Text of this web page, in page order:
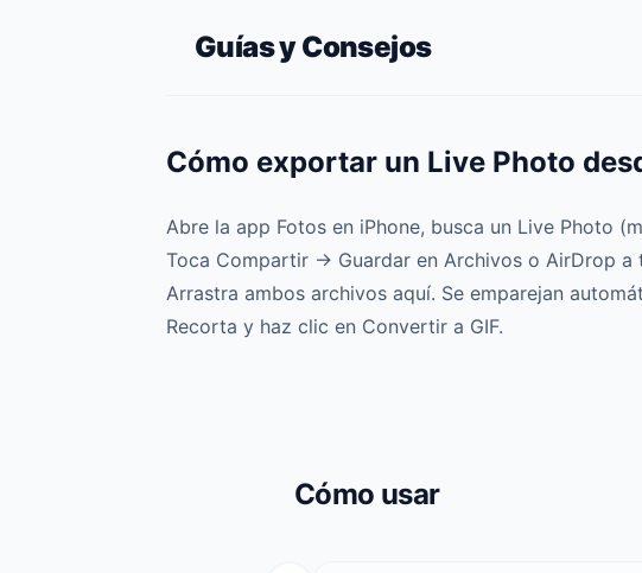
Guías y Consejos
Cómo exportar un Live Photo
Abre la app Fotos en iPhone, busca un Live Photo
Toca Compartir → Guardar en Archivos o AirDrop a
Arrastra ambos archivos aquí. Se emparejan
Recorta y haz clic en Convertir a GIF.
Cómo usar